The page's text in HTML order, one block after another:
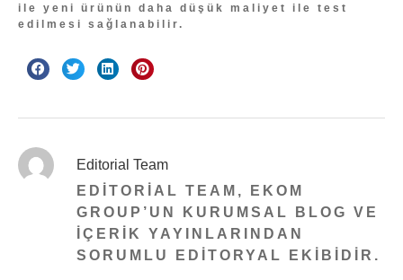
ile yeni ürünün daha düşük maliyet ile test
edilmesi sağlanabilir.
Editorial Team
EDITORIAL TEAM, EKOM
GROUP’UN KURUMSAL BLOG VE
IÇERIK YAYINLARINDAN
SORUMLU EDITORYAL EKIBIDIR.